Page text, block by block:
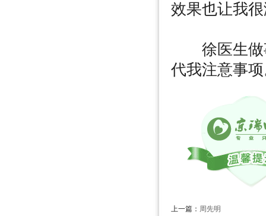
效果也让我
徐医生做
代我注意事
上一篇： 周先明